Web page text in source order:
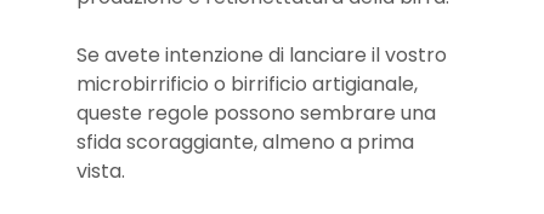
Se avete intenzione di lanciare il vostro
microbirrificio o birrificio artigianale,
queste regole possono sembrare una
sfida scoraggiante, almeno a prima
vista.